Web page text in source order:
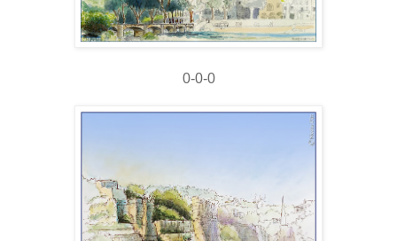
0-0-0